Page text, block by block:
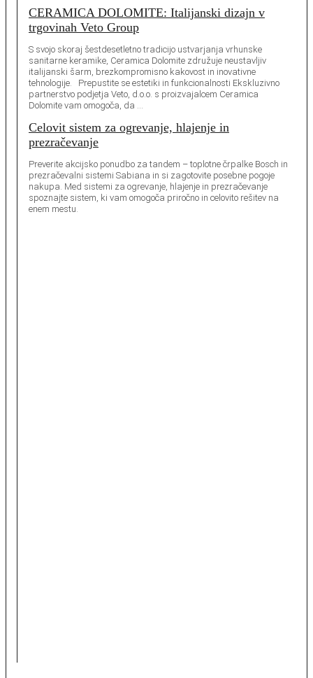
CERAMICA DOLOMITE: Italijanski dizajn v
trgovinah Veto Group
S svojo skoraj šestdesetletno tradicijo ustvarjanja vrhunske
sanitarne keramike, Ceramica Dolomite združuje neustavljiv
italijanski šarm, brezkompromisno kakovost in inovativne
tehnologije. Prepustite se estetiki in funkcionalnosti Ekskluzivno
partnerstvo podjetja Veto, d.o.o. s proizvajalcem Ceramica
Dolomite vam omogoča, da …
Celovit sistem za ogrevanje, hlajenje in
prezračevanje
Preverite akcijsko ponudbo za tandem – toplotne črpalke Bosch in
prezračevalni sistemi Sabiana in si zagotovite posebne pogoje
nakupa. Med sistemi za ogrevanje, hlajenje in prezračevanje
spoznajte sistem, ki vam omogoča priročno in celovito rešitev na
enem mestu.